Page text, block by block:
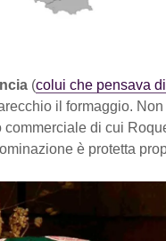
(colui che pensava
il formaggio.
di cui
è protetta